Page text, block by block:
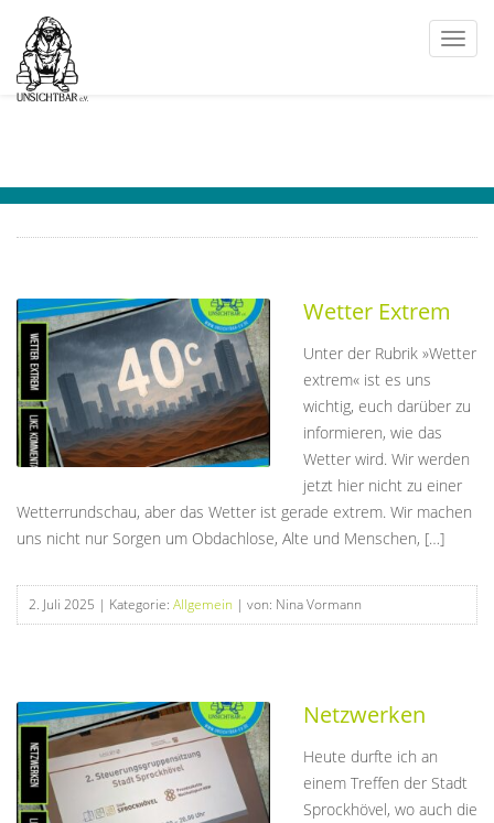
Wetter Extrem
Unter der Rubrik »Wetter
extrem« ist es uns
wichtig, euch darüber zu
informieren, wie das
Wetter wird. Wir werden
jetzt hier nicht zu einer
Wetterrundschau, aber das Wetter ist gerade extrem. Wir machen
uns nicht nur Sorgen um Obdachlose, Alte und Menschen, […]
2. Juli 2025 | Kategorie: Allgemein | von: Nina Vormann
Netzwerken
Heute durfte ich an
einem Treffen der Stadt
Sprockhövel, wo auch die